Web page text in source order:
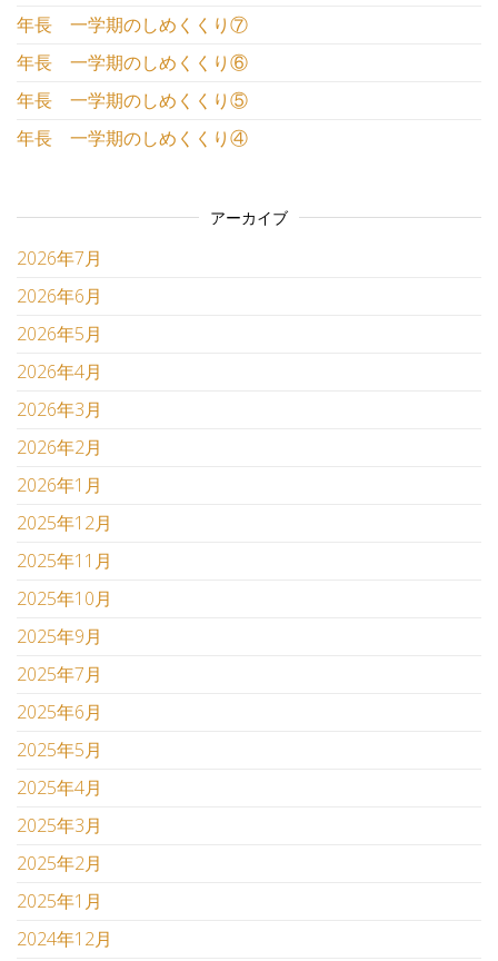
年長 一学期のしめくくり⑦
年長 一学期のしめくくり⑥
年長 一学期のしめくくり⑤
年長 一学期のしめくくり④
アーカイブ
2026年7月
2026年6月
2026年5月
2026年4月
2026年3月
2026年2月
2026年1月
2025年12月
2025年11月
2025年10月
2025年9月
2025年7月
2025年6月
2025年5月
2025年4月
2025年3月
2025年2月
2025年1月
2024年12月